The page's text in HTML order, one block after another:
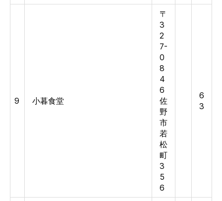
9 小暮食堂
〒
3
2
7-
0
8
4
6
佐
野
市
若
松
町
3
5
6
6
3